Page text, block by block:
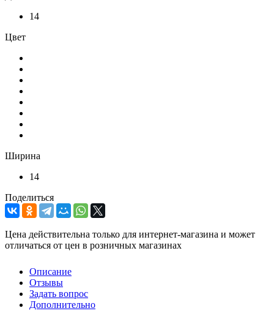
14
Цвет
Ширина
14
Поделиться
Цена действительна только для интернет-магазина и может
отличаться от цен в розничных магазинах
Описание
Отзывы
Задать вопрос
Дополнительно